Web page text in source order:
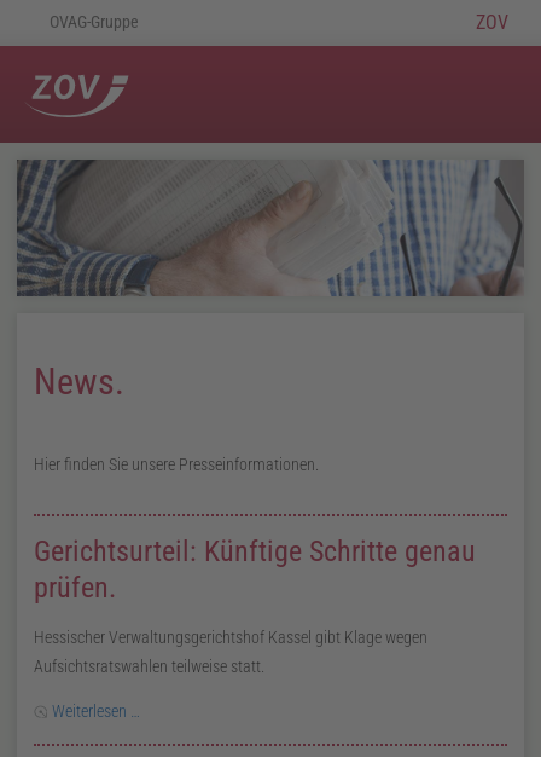
OVAG-Gruppe ZOV
News.
Hier finden Sie unsere Presseinformationen.
Gerichtsurteil: Künftige Schritte genau
prüfen.
Hessischer Verwaltungsgerichtshof Kassel gibt Klage wegen
Aufsichtsratswahlen teilweise statt.
Weiterlesen …